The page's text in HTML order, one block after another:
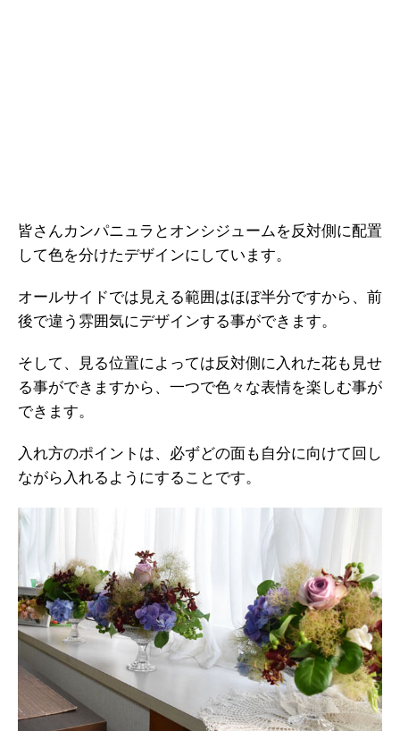
皆さんカンパニュラとオンシジュームを反対側に配置
して色を分けたデザインにしています。
オールサイドでは見える範囲はほぼ半分ですから、前
後で違う雰囲気にデザインする事ができます。
そして、見る位置によっては反対側に入れた花も見せ
る事ができますから、一つで色々な表情を楽しむ事が
できます。
入れ方のポイントは、必ずどの面も自分に向けて回し
ながら入れるようにすることです。